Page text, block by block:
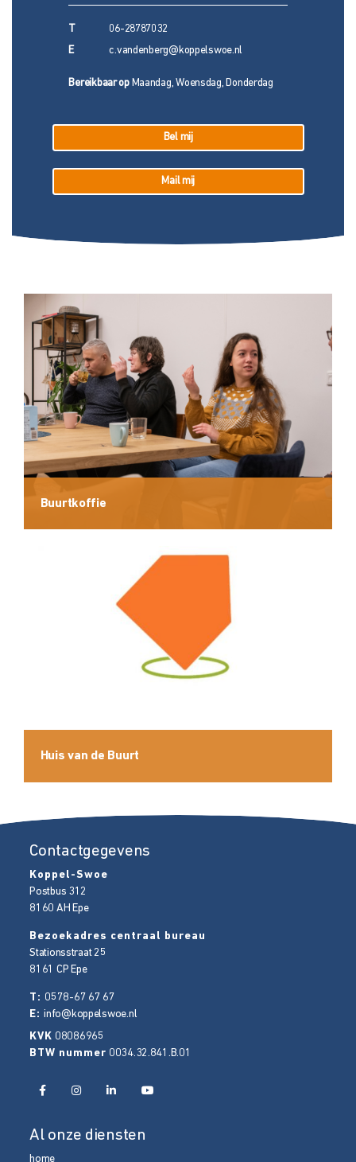
06-28787032
E c.vandenberg@koppelswoe.nl
Bereikbaar opMaandag, Woensdag, Donderdag
Bel mij
Mail mij
Buurtkoffie
Huis van de Buurt
Contactgegevens
Koppel-Swoe
Postbus 312
8160 AH Epe
Bezoekadres centraal bureau
Stationsstraat 25
8161 CP Epe
T: 0578-67 67 67
E:info@koppelswoe.nl
KVK 08086965
BTW nummer 0034.32.841.B.01
Al onze diensten
home